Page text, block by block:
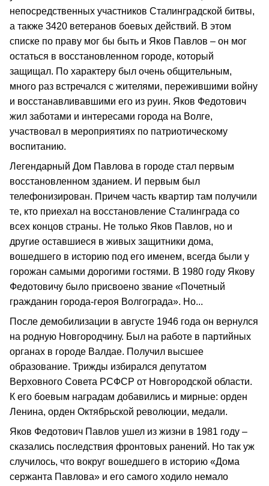
непосредственных участников Сталинградской битвы,
а также 3420 ветеранов боевых действий. В этом
списке по праву мог бы быть и Яков Павлов – он мог
остаться в восстановленном городе, который
защищал. По характеру был очень общительным,
много раз встречался с жителями, пережившими войну
и восстанавливавшими его из руин. Яков Федотович
жил заботами и интересами города на Волге,
участвовал в мероприятиях по патриотическому
воспитанию.
Легендарный Дом Павлова в городе стал первым
восстановленном зданием. И первым был
телефонизирован. Причем часть квартир там получили
те, кто приехал на восстановление Сталинграда со
всех концов страны. Не только Яков Павлов, но и
другие оставшиеся в живых защитники дома,
вошедшего в историю под его именем, всегда были у
горожан самыми дорогими гостями. В 1980 году Якову
Федотовичу было присвоено звание «Почетный
гражданин города-героя Волгограда». Но...
После демобилизации в августе 1946 года он вернулся
на родную Новгородчину. Был на работе в партийных
органах в городе Валдае. Получил высшее
образование. Трижды избирался депутатом
Верховного Совета РСФСР от Новгородской области.
К его боевым наградам добавились и мирные: орден
Ленина, орден Октябрьской революции, медали.
Яков Федотович Павлов ушел из жизни в 1981 году –
сказались последствия фронтовых ранений. Но так уж
случилось, что вокруг вошедшего в историю «Дома
сержанта Павлова» и его самого ходило немало